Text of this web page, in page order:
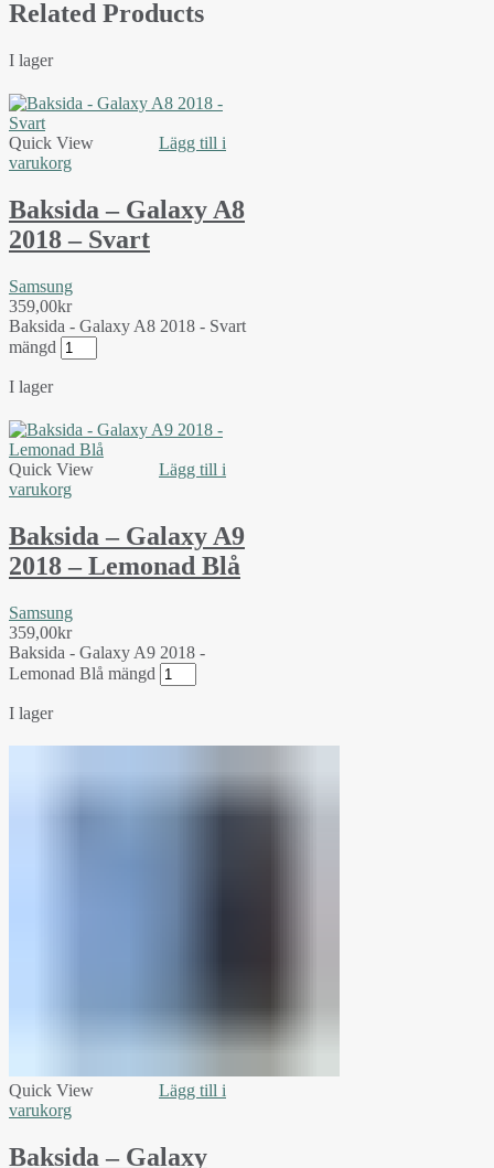
Related Products
I lager
Quick View
Lägg till i
varukorg
Baksida – Galaxy A8
2018 – Svart
Samsung
359,00kr
Baksida - Galaxy A8 2018 - Svart
mängd
I lager
Quick View
Lägg till i
varukorg
Baksida – Galaxy A9
2018 – Lemonad Blå
Samsung
359,00kr
Baksida - Galaxy A9 2018 -
Lemonad Blå mängd
I lager
Quick View
Lägg till i
varukorg
Baksida – Galaxy